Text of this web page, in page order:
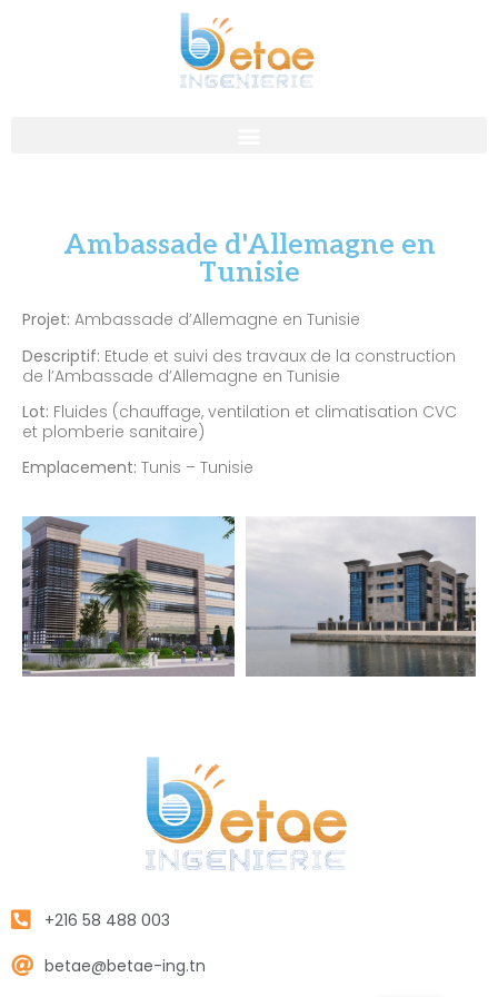
Ambassade d'Allemagne en
Tunisie
Projet: Ambassade d’Allemagne en Tunisie
Descriptif: Etude et suivi des travaux de la construction
de l’Ambassade d’Allemagne en Tunisie
Lot: Fluides (chauffage, ventilation et climatisation CVC
et plomberie sanitaire)
Emplacement: Tunis – Tunisie
+216 58 488 003
betae@betae-ing.tn